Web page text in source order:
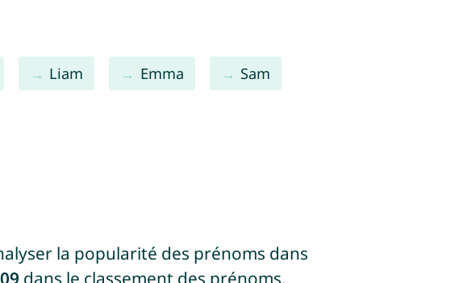
Liam Emma Sam
la popularité des prénoms dans
dans le classement des prénoms.